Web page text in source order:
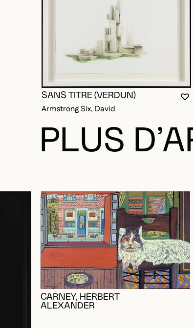
SANS TITRE (VERDUN)
Armstrong Six, David
PLUS
CARNEY, HERBERT
ALEXANDER